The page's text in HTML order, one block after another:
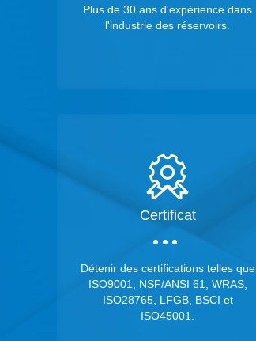
Plus de 30 ans d'expérience dans
l'industrie des réservoirs.
Certificat
Détenir des certifications telles que
ISO9001, NSF/ANSI 61, WRAS,
ISO28765, LFGB, BSCI et
ISO45001.